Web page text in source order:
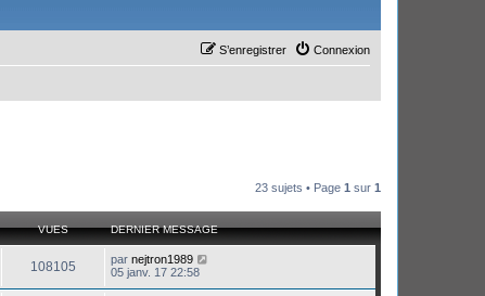
Connexion
S’enregistrer
23 sujets • Page 1 sur 1
VUES DERNIER MESSAGE
108105 par nejtron1989
05 janv. 17 22:58